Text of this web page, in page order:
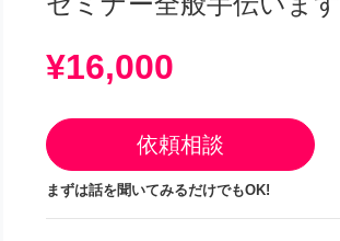
¥16,000
依頼相談
まずは話を聞いてみるだけでもOK!